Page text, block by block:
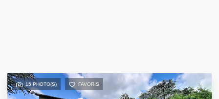
15 PHOTO(S) FAVORIS